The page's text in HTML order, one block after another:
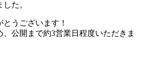
た。
うございます！
公開まで約3営業日程度いただきま